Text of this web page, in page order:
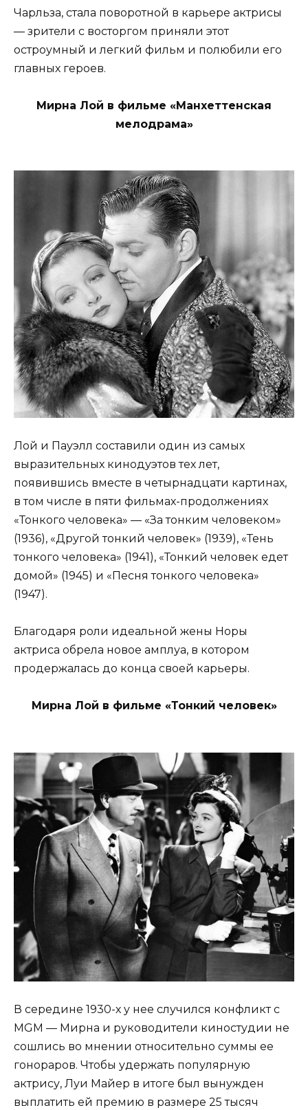
Чарльза, стала поворотной в карьере актрисы
— зрители с восторгом приняли этот
остроумный и легкий фильм и полюбили его
главных героев.
Мирна Лой в фильме «Манхеттенская
мелодрама»
Лой и Пауэлл составили один из самых
выразительных кинодуэтов тех лет,
появившись вместе в четырнадцати картинах,
в том числе в пяти фильмах-продолжениях
«Тонкого человека» — «За тонким человеком»
(1936), «Другой тонкий человек» (1939), «Тень
тонкого человека» (1941), «Тонкий человек едет
домой» (1945) и «Песня тонкого человека»
(1947).
Благодаря роли идеальной жены Норы
актриса обрела новое амплуа, в котором
продержалась до конца своей карьеры.
Мирна Лой в фильме «Тонкий человек»
В середине 1930-х у нее случился конфликт с
MGM — Мирна и руководители киностудии не
сошлись во мнении относительно суммы ее
гонораров. Чтобы удержать популярную
актрису, Луи Майер в итоге был вынужден
выплатить ей премию в размере 25 тысяч